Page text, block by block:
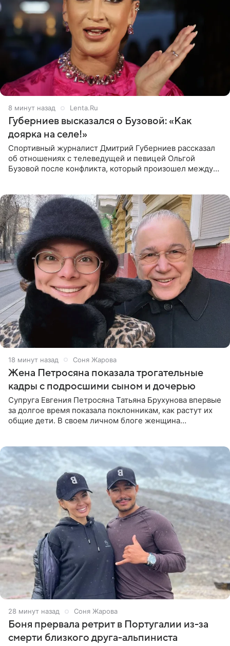
9 минут назад Lenta.Ru
Губерниев высказался о Бузовой: «Как
доярка на селе!»
Спортивный журналист Дмитрий Губерниев рассказал
об отношениях с телеведущей и певицей Ольгой
Бузовой после конфликта, который произошел между
19 минут назад Соня Жарова
Жена Петросяна показала трогательные
кадры с подросшими сыном и дочерью
Супруга Евгения Петросяна Татьяна Брухунова впервые
за долгое время показала поклонникам, как растут их
общие дети. В своем личном блоге женщина
29 минут назад Соня Жарова
Боня прервала ретрит в Португалии из-за
смерти близкого друга-альпиниста